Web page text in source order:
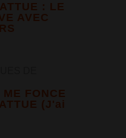
: LE
AVEC
FONCE
(J'ai